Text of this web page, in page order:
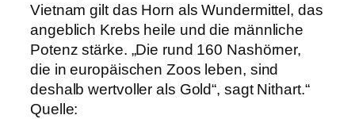
Vietnam gilt das Horn als Wundermittel, das
angeblich Krebs heile und die männliche
Potenz stärke. „Die rund 160 Nashörner,
die in europäischen Zoos leben, sind
deshalb wertvoller als Gold“, sagt Nithart.“
Quelle: